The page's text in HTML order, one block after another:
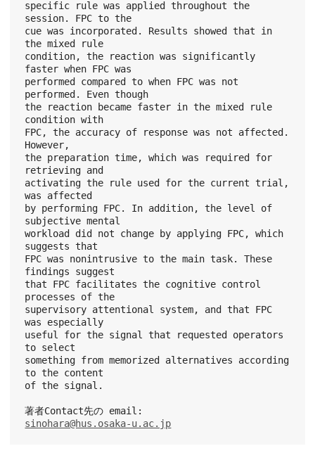
specific rule was applied throughout the
session. FPC to the
cue was incorporated. Results showed that in
the mixed rule
condition, the reaction was significantly
faster when FPC was
performed compared to when FPC was not
performed. Even though
the reaction became faster in the mixed rule
condition with
FPC, the accuracy of response was not affected.
However,
the preparation time, which was required for
retrieving and
activating the rule used for the current trial,
was affected
by performing FPC. In addition, the level of
subjective mental
workload did not change by applying FPC, which
suggests that
FPC was nonintrusive to the main task. These
findings suggest
that FPC facilitates the cognitive control
processes of the
supervisory attentional system, and that FPC
was especially
useful for the signal that requested operators
to select
something from memorized alternatives according
to the content
of the signal.
著者Contact先の email:
sinohara@hus.osaka-u.ac.jp